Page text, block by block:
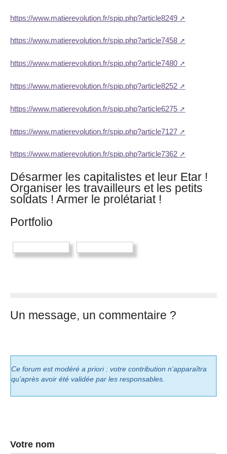
https://www.matierevolution.fr/spip.php?article8249
https://www.matierevolution.fr/spip.php?article7458
https://www.matierevolution.fr/spip.php?article7480
https://www.matierevolution.fr/spip.php?article8252
https://www.matierevolution.fr/spip.php?article6275
https://www.matierevolution.fr/spip.php?article7127
https://www.matierevolution.fr/spip.php?article7362
Désarmer les capitalistes et leur Etar !
Organiser les travailleurs et les petits
soldats ! Armer le prolétariat !
Portfolio
Un message, un commentaire ?
Ce forum est modéré a priori : votre contribution n’apparaîtra
qu’après avoir été validée par les responsables.
Votre nom